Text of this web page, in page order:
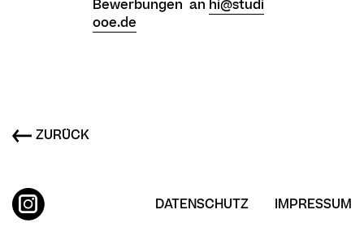
Bewerbungen an hi@studi
ooe.de
ZURÜCK
DATENSCHUTZ IMPRESSUM